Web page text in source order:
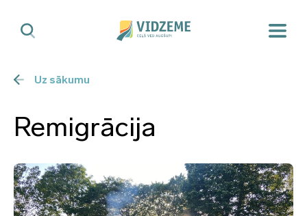
Uz sākumu
Remigrācija